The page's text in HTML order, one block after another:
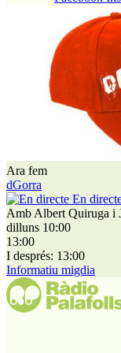
Ara fem
dGorra
En
Amb Albert Quiruga i
dilluns 10:00
13:00
I després: 13:00
Informatiu migdia
REDACCIÓ
13 GENER, 2009
Aquests vespre
aprovació els
plenària
del dia.
El primer serà
pressupost per
l’adequació de
treball del
La proposta que
contempla una
comparant-lo